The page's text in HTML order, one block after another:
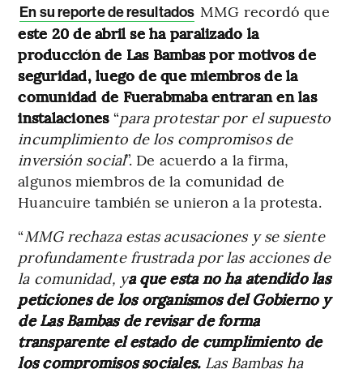
En su reporte de resultados MMG recordó que
este 20 de abril se ha paralizado la
producción de Las Bambas por motivos de
seguridad, luego de que miembros de la
comunidad de Fuerabmaba entraran en las
instalaciones“para protestar por el supuesto
incumplimiento de los compromisos de
inversión social”. De acuerdo a la firma,
algunos miembros de la comunidad de
Huancuire también se unieron a la protesta.
“MMG rechaza estas acusaciones y se siente
profundamente frustrada por las acciones de
la comunidad, ya que esta no ha atendido las
peticiones de los organismos del Gobierno y
de Las Bambas de revisar de forma
transparente el estado de cumplimiento de
los compromisos sociales.Las Bambas ha